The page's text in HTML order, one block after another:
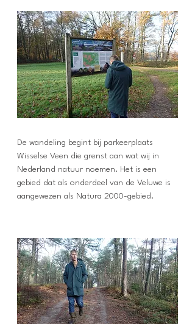
De wandeling begint bij parkeerplaats
Wisselse Veen die grenst aan wat wij in
Nederland natuur noemen. Het is een
gebied dat als onderdeel van de Veluwe is
aangewezen als Natura 2000-gebied.